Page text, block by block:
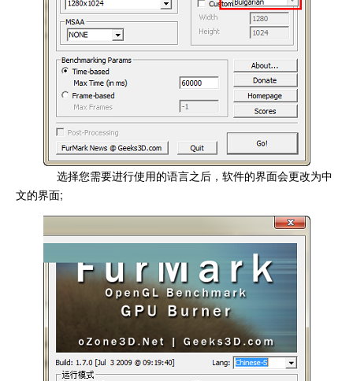
选择您需要进行使用的语言之后，软件的界面会更改为中
文的界面;